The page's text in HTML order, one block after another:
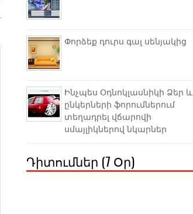
Փորձեք դուրս գալ սենյակից
Ինչպես Օդնոկլասնիկի Ձեր և
ընկերների ֆորումներում
տեղադրել վճարովի
սմայլիկներով նկարներ
Դիտումներ (7 Օր)